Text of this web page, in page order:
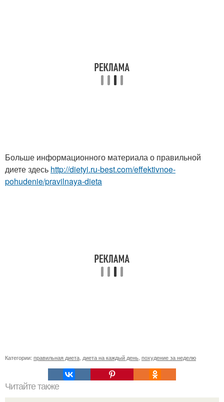
Больше информационного материала о правильной
диете здесь http://dietyi.ru-best.com/effektivnoe-
pohudenie/pravilnaya-dieta
Категории: правильная диета диета на каждый день похудение за неделю
Читайте также